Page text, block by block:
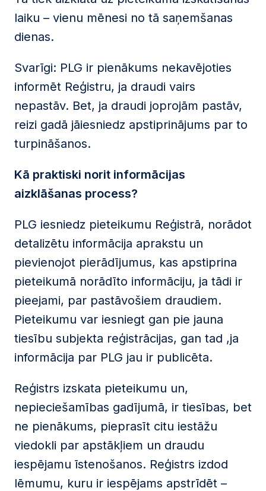
laiku – vienu mēnesi no tā saņemšanas
dienas.
Svarīgi: PLG ir pienākums nekavējoties
informēt Reģistru, ja draudi vairs
nepastāv. Bet, ja draudi joprojām pastāv,
reizi gadā jāiesniedz apstiprinājums par to
turpināšanos.
Kā praktiski norit informācijas
aizklāšanas process?
PLG iesniedz pieteikumu Reģistrā, norādot
detalizētu informācija aprakstu un
pievienojot pierādījumus, kas apstiprina
pieteikumā norādīto informāciju, ja tādi ir
pieejami, par pastāvošiem draudiem.
Pieteikumu var iesniegt gan pie jauna
tiesību subjekta reģistrācijas, gan tad ,ja
informācija par PLG jau ir publicēta.
Reģistrs izskata pieteikumu un,
nepieciešamības gadījumā, ir tiesības, bet
ne pienākums, pieprasīt citu iestāžu
viedokli par apstākļiem un draudu
iespējamu īstenošanos. Reģistrs izdod
lēmumu, kuru ir iespējams apstrīdēt –